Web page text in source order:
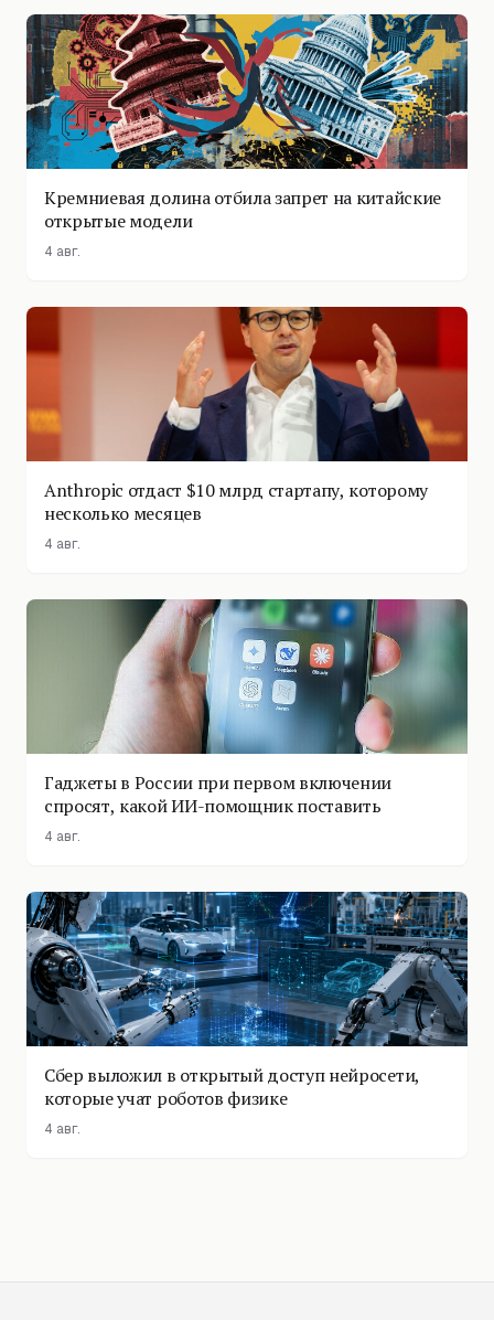
Кремниевая долина отбила запрет на китайские
открытые модели
4 авг.
Anthropic отдаст $10 млрд стартапу, которому
несколько месяцев
4 авг.
Гаджеты в России при первом включении
спросят, какой ИИ-помощник поставить
4 авг.
Сбер выложил в открытый доступ нейросети,
которые учат роботов физике
4 авг.